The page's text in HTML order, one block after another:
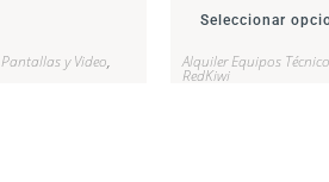
Pantallas y Video,
Seleccionar
Alquiler Equipos
RedKiwi